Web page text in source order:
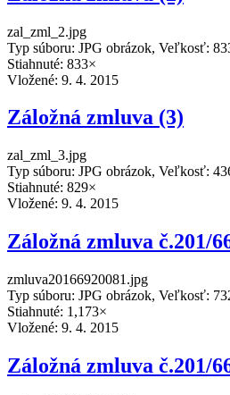
zal_zml_2.jpg
Typ súboru: JPG obrázok, Veľkosť:
Stiahnuté: 833×
Vložené: 9. 4. 2015
Záložná zmluva (3)
zal_zml_3.jpg
Typ súboru: JPG obrázok, Veľkosť:
Stiahnuté: 829×
Vložené: 9. 4. 2015
Záložná zmluva č.201/
zmluva20166920081.jpg
Typ súboru: JPG obrázok, Veľkosť:
Stiahnuté: 1,173×
Vložené: 9. 4. 2015
Záložná zmluva č.201/